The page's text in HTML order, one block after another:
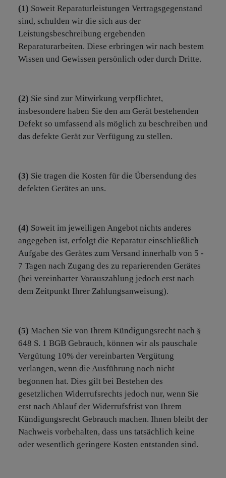
(1) Soweit Reparaturleistungen Vertragsgegenstand
sind, schulden wir die sich aus der
Leistungsbeschreibung ergebenden
Reparaturarbeiten. Diese erbringen wir nach bestem
Wissen und Gewissen persönlich oder durch Dritte.
(2) Sie sind zur Mitwirkung verpflichtet,
insbesondere haben Sie den am Gerät bestehenden
Defekt so umfassend als möglich zu beschreiben und
das defekte Gerät zur Verfügung zu stellen.
(3) Sie tragen die Kosten für die Übersendung des
defekten Gerätes an uns.
(4) Soweit im jeweiligen Angebot nichts anderes
angegeben ist, erfolgt die Reparatur einschließlich
Aufgabe des Gerätes zum Versand innerhalb von 5 -
7 Tagen nach Zugang des zu reparierenden Gerätes
(bei vereinbarter Vorauszahlung jedoch erst nach
dem Zeitpunkt Ihrer Zahlungsanweisung).
(5) Machen Sie von Ihrem Kündigungsrecht nach §
648 S. 1 BGB Gebrauch, können wir als pauschale
Vergütung 10% der vereinbarten Vergütung
verlangen, wenn die Ausführung noch nicht
begonnen hat. Dies gilt bei Bestehen des
gesetzlichen Widerrufsrechts jedoch nur, wenn Sie
erst nach Ablauf der Widerrufsfrist von Ihrem
Kündigungsrecht Gebrauch machen. Ihnen bleibt der
Nachweis vorbehalten, dass uns tatsächlich keine
oder wesentlich geringere Kosten entstanden sind.